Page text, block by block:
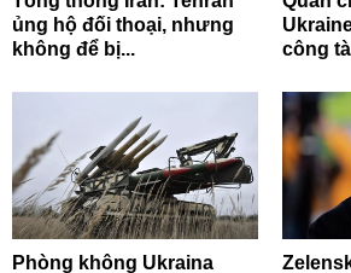
ủng hộ đối thoại, nhưng
không để bị...
công
Phòng không Ukraina